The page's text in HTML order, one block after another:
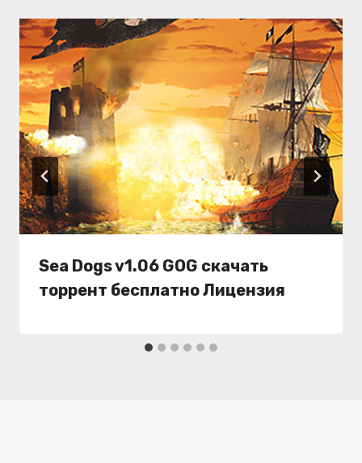
Sea Dogs v1.06 GOG скачать
торрент бесплатно Лицензия